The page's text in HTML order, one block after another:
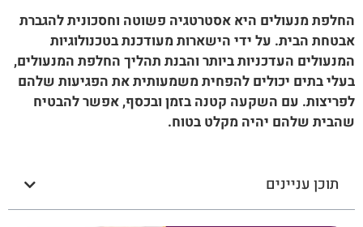
החלפת מנעולים היא אסטרטגיה פשוטה וחסכונית להגברת
אבטחת הבית. על ידי הישארות מעודכנת בטכנולוגיות
המנעולים העדכניות ביותר והבנת תהליך החלפת המנעולים,
בעלי בתים יכולים להפחית משמעותית את הפגיעות שלהם
לפריצות. עם השקעה קטנה בזמן ובכסף, אפשר להבטיח
שהבית שלהם יהיה מקלט בטוח.
תוכן עניינים